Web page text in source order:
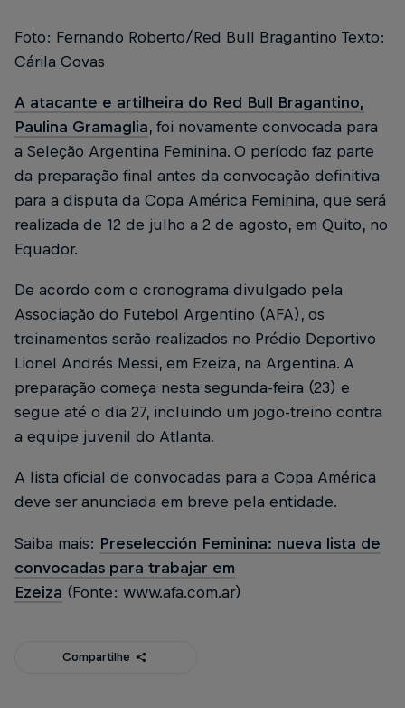
Foto: Fernando Roberto/Red Bull Bragantino Texto:
Cárila Covas
A atacante e artilheira do Red Bull Bragantino,
Paulina Gramaglia, foi novamente convocada para
a Seleção Argentina Feminina. O período faz parte
da preparação final antes da convocação definitiva
para a disputa da Copa América Feminina, que será
realizada de 12 de julho a 2 de agosto, em Quito, no
Equador.
De acordo com o cronograma divulgado pela
Associação do Futebol Argentino (AFA), os
treinamentos serão realizados no Prédio Deportivo
Lionel Andrés Messi, em Ezeiza, na Argentina. A
preparação começa nesta segunda-feira (23) e
segue até o dia 27, incluindo um jogo-treino contra
a equipe juvenil do Atlanta.
A lista oficial de convocadas para a Copa América
deve ser anunciada em breve pela entidade.
Saiba mais: Preselección Feminina: nueva lista de
convocadas para trabajar em
Ezeiza (Fonte: www.afa.com.ar)
Compartilhe